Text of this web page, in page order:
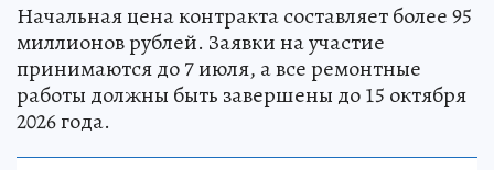
Начальная цена контракта составляет более 95
миллионов рублей. Заявки на участие
принимаются до 7 июля, а все ремонтные
работы должны быть завершены до 15 октября
2026 года.